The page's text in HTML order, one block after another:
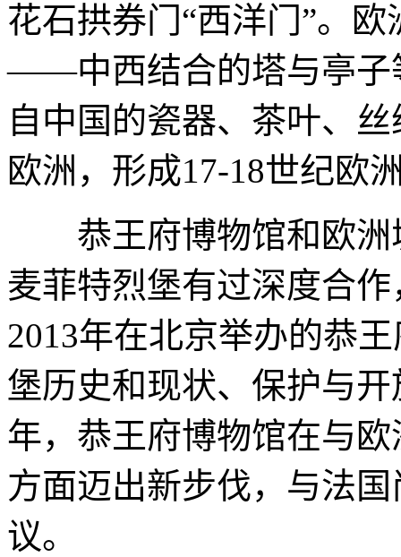
花石拱券门“西洋门”。
——中西结合的塔与亭子
自中国的瓷器、茶叶、
欧洲，形成17-18世纪欧
恭王府博物馆和欧洲
麦菲特烈堡有过深度合
2013年在北京举办的恭
堡历史和现状、保护与
年，恭王府博物馆在与
方面迈出新步伐，与法
议。